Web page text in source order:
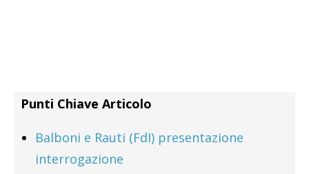
Punti Chiave Articolo
Balboni e Rauti (FdI) presentazione
interrogazione